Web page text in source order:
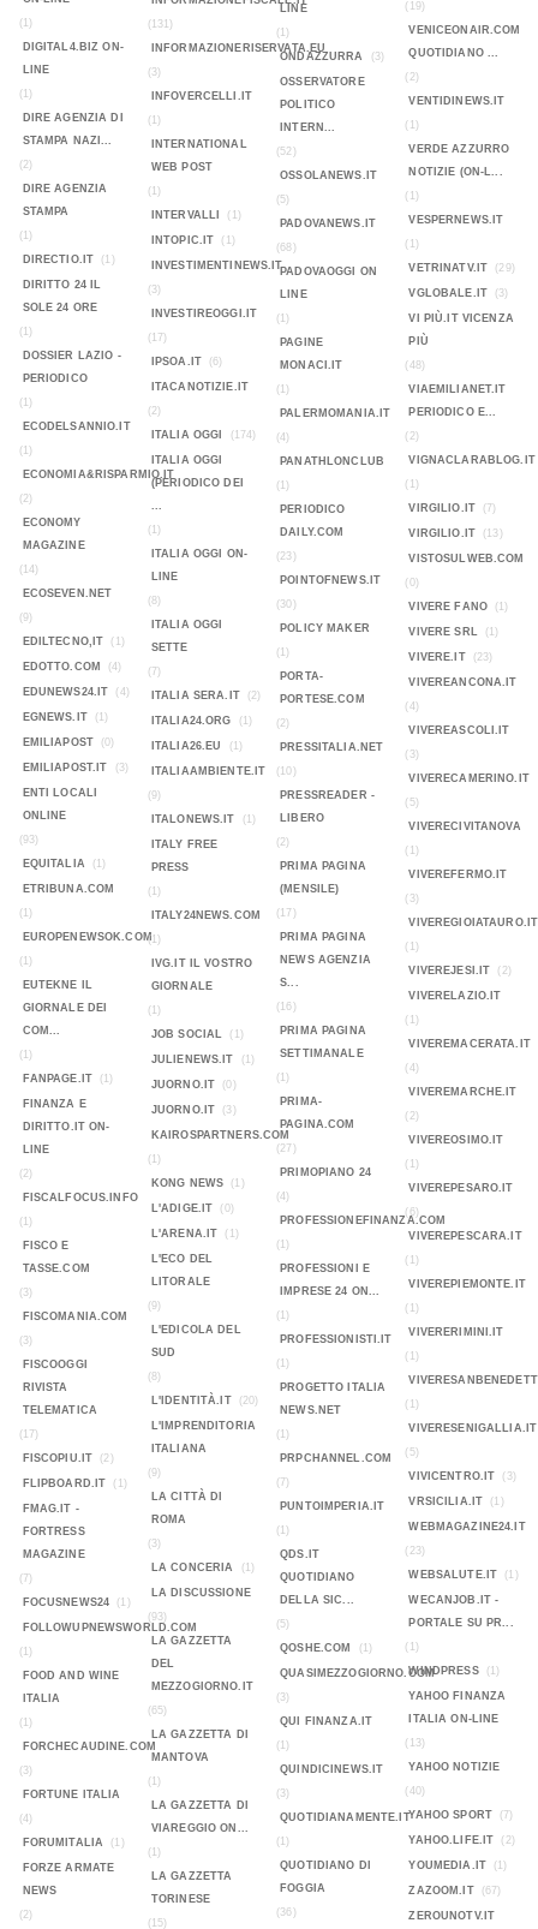
(1)
DIGITAL4.BIZ ON-
LINE
(1)
DIRE AGENZIA DI
STAMPA NAZI...
(2)
DIRE AGENZIA
STAMPA
(1)
DIRECTIO.IT
(1)
DIRITTO 24 IL
SOLE 24 ORE
(1)
DOSSIER LAZIO -
PERIODICO
(1)
ECODELSANNIO.IT
(1)
ECONOMIA&RISPARMIO.IT
(2)
ECONOMY
MAGAZINE
(14)
ECOSEVEN.NET
(9)
EDILTECNO,IT
(1)
EDOTTO.COM (4)
EDUNEWS24.IT (4)
EGNEWS.IT (1)
EMILIAPOST (0)
EMILIAPOST.IT (3)
ENTI LOCALI
ONLINE
(93)
EQUITALIA
(1)
ETRIBUNA.COM
(1)
EUROPENEWSOK.COM
(1)
EUTEKNE IL
GIORNALE DEI
COM...
(1)
FANPAGE.IT
(1)
FINANZA E
DIRITTO.IT ON-
LINE
(2)
FISCALFOCUS.INFO
(1)
FISCO E
TASSE.COM
(3)
FISCOMANIA.COM
(3)
FISCOOGGI
RIVISTA
TELEMATICA
(17)
FISCOPIU.IT
(2)
FLIPBOARD.IT (1)
FMAG.IT -
FORTRESS
MAGAZINE
(7)
FOCUSNEWS24
(1)
FOLLOWUPNEWSWORLD.COM
(1)
FOOD AND WINE
ITALIA
(1)
FORCHECAUDINE.COM
(3)
FORTUNE ITALIA
(4)
FORUMITALIA
(1)
FORZE ARMATE
NEWS
(2)
(131)
INFORMAZIONERISERVATA.EU
(3)
INFOVERCELLI.IT
(1)
INTERNATIONAL
WEB POST
(1)
INTERVALLI
(1)
INTOPIC.IT (1)
INVESTIMENTINEWS.IT
(3)
INVESTIREOGGI.IT
(17)
IPSOA.IT
(6)
ITACANOTIZIE.IT
(2)
ITALIA OGGI
(174)
ITALIA OGGI
(PERIODICO DEI
...
(1)
ITALIA OGGI ON-
LINE
(8)
ITALIA OGGI
SETTE
(7)
ITALIA SERA.IT
(2)
ITALIA24.ORG (1)
ITALIA26.EU (1)
ITALIAAMBIENTE.IT
(9)
ITALONEWS.IT
(1)
ITALY FREE
PRESS
(1)
ITALY24NEWS.COM
(1)
IVG.IT IL VOSTRO
GIORNALE
(1)
JOB SOCIAL
(1)
JULIENEWS.IT (1)
JUORNO.IT (0)
JUORNO.IT (3)
KAIROSPARTNERS.COM
(1)
KONG NEWS
(1)
L'ADIGE.IT (0)
L'ARENA.IT (1)
L'ECO DEL
LITORALE
(9)
L'EDICOLA DEL
SUD
(8)
L'IDENTITÀ.IT
(20)
L'IMPRENDITORIA
ITALIANA
(9)
LA CITTÀ DI
ROMA
(3)
LA CONCERIA
(1)
LA DISCUSSIONE
(93)
LA GAZZETTA
DEL
MEZZOGIORNO.IT
(65)
LA GAZZETTA DI
MANTOVA
(1)
LA GAZZETTA DI
VIAREGGIO ON...
(1)
LA GAZZETTA
TORINESE
(15)
LINE
(1)
ONDAZZURRA
(3)
OSSERVATORE
POLITICO
INTERN...
(52)
OSSOLANEWS.IT
(5)
PADOVANEWS.IT
(68)
PADOVAOGGI ON
LINE
(1)
PAGINE
MONACI.IT
(1)
PALERMOMANIA.IT
(4)
PANATHLONCLUB
(1)
PERIODICO
DAILY.COM
(23)
POINTOFNEWS.IT
(30)
POLICY MAKER
(1)
PORTA-
PORTESE.COM
(2)
PRESSITALIA.NET
(10)
PRESSREADER -
LIBERO
(2)
PRIMA PAGINA
(MENSILE)
(17)
PRIMA PAGINA
NEWS AGENZIA
S...
(16)
PRIMA PAGINA
SETTIMANALE
(1)
PRIMA-
PAGINA.COM
(27)
PRIMOPIANO 24
(4)
PROFESSIONEFINANZA.COM
(1)
PROFESSIONI E
IMPRESE 24 ON...
(1)
PROFESSIONISTI.IT
(1)
PROGETTO ITALIA
NEWS.NET
(1)
PRPCHANNEL.COM
(7)
PUNTOIMPERIA.IT
(1)
QDS.IT
QUOTIDIANO
DELLA SIC...
(5)
QOSHE.COM
(1)
QUASIMEZZOGIORNO.COM
(3)
QUI FINANZA.IT
(1)
QUINDICINEWS.IT
(3)
QUOTIDIANAMENTE.IT
(1)
QUOTIDIANO DI
FOGGIA
(36)
(19)
VENICEONAIR.COM
QUOTIDIANO ...
(2)
VENTIDINEWS.IT
(1)
VERDE AZZURRO
NOTIZIE (ON-L...
(1)
VESPERNEWS.IT
(1)
VETRINATV.IT
(29)
VGLOBALE.IT (3)
VI PIÙ.IT VICENZA
PIÙ
(48)
VIAEMILIANET.IT
PERIODICO E...
(2)
VIGNACLARABLOG.IT
(1)
VIRGILIO.IT
(7)
VIRGILIO.IT (13)
VISTOSULWEB.COM
(0)
VIVERE FANO
(1)
VIVERE SRL (1)
VIVERE.IT (23)
VIVEREANCONA.IT
(4)
VIVEREASCOLI.IT
(3)
VIVERECAMERINO.IT
(5)
VIVERECIVITANOVA
(1)
VIVEREFERMO.IT
(3)
VIVEREGIOIATAURO.IT
(1)
VIVEREJESI.IT
(2)
VIVERELAZIO.IT
(1)
VIVEREMACERATA.IT
(4)
VIVEREMARCHE.IT
(2)
VIVEREOSIMO.IT
(1)
VIVEREPESARO.IT
(6)
VIVEREPESCARA.IT
(1)
VIVEREPIEMONTE.IT
(1)
VIVERERIMINI.IT
(1)
(1)
VIVERESENIGALLIA.IT
(5)
VIVICENTRO.IT
(3)
VRSICILIA.IT (1)
WEBMAGAZINE24.IT
(23)
WEBSALUTE.IT
(1)
WECANJOB.IT -
PORTALE SU PR...
(1)
WINDPRESS
(1)
YAHOO FINANZA
ITALIA ON-LINE
(13)
YAHOO NOTIZIE
(40)
YAHOO SPORT
(7)
YAHOO.LIFE.IT (2)
YOUMEDIA.IT (1)
ZAZOOM.IT (67)
ZEROUNOTV.IT